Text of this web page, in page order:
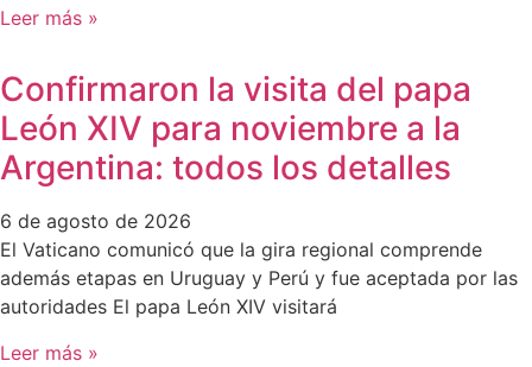
Leer más »
Confirmaron la visita del papa
León XIV para noviembre a la
Argentina: todos los detalles
6 de agosto de 2026
El Vaticano comunicó que la gira regional comprende
además etapas en Uruguay y Perú y fue aceptada por las
autoridades El papa León XIV visitará
Leer más »